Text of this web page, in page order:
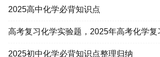
2025高中化学必背知识点
高考复习化学实验题，2025年高考化学复
2025初中化学必背知识点整理归纳